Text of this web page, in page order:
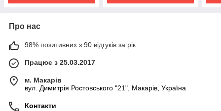
Про нас
98% позитивних з 90 відгуків за рік
Працює з 25.03.2017
м. Макарів
вул. Димитрія Ростовського "21", Макарів, Україна
Контакти